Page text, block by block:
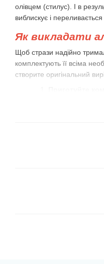
олівцем (стилус). І в
виблискує і
Як викладати
Щоб стрази надійно
комплектують її всіма
створите оригінальний